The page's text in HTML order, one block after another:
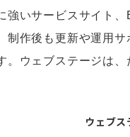
強いサービスサイト
制作後も更新や運用
。ウェブステージは
ウェブス